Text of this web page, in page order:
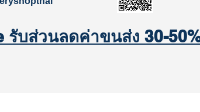
รับส่วนลดค่าขนส่ง 30-